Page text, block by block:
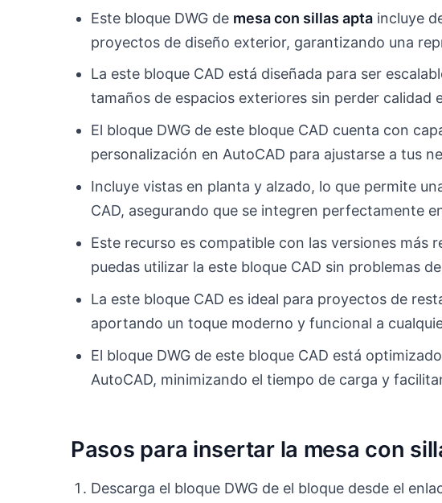
Este bloque DWG de mesa con sillas apta incluye
proyectos de diseño exterior, garantizando una
La este bloque CAD está diseñada para ser
tamaños de espacios exteriores sin perder calidad
El bloque DWG de este bloque CAD cuenta con
personalización en AutoCAD para ajustarse a tus
Incluye vistas en planta y alzado, lo que permite
CAD, asegurando que se integren perfectamente
Este recurso es compatible con las versiones más
puedas utilizar la este bloque CAD sin problemas
La este bloque CAD es ideal para proyectos de
aportando un toque moderno y funcional a
El bloque DWG de este bloque CAD está
AutoCAD, minimizando el tiempo de carga y
Pasos para insertar la mesa con
Descarga el bloque DWG de el bloque desde el